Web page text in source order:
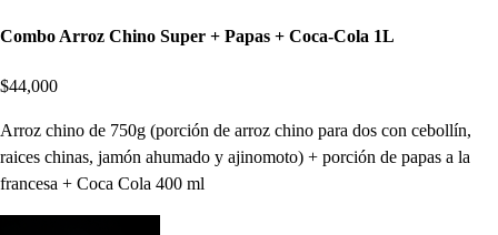
Combo Arroz Chino Super + Papas + Coca-Cola 1L
$44,000
Arroz chino de 750g (porción de arroz chino para dos con cebollín,
raices chinas, jamón ahumado y ajinomoto) + porción de papas a la
francesa + Coca Cola 400 ml